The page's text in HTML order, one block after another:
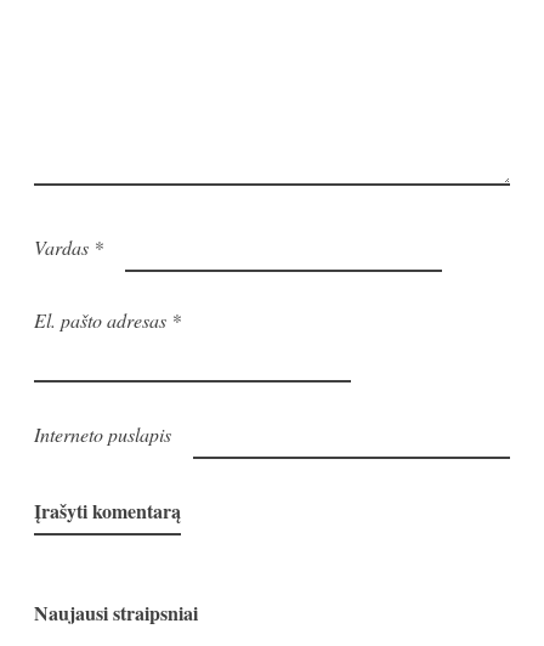
Vardas *
El. pašto adresas *
Interneto puslapis
Naujausi straipsniai